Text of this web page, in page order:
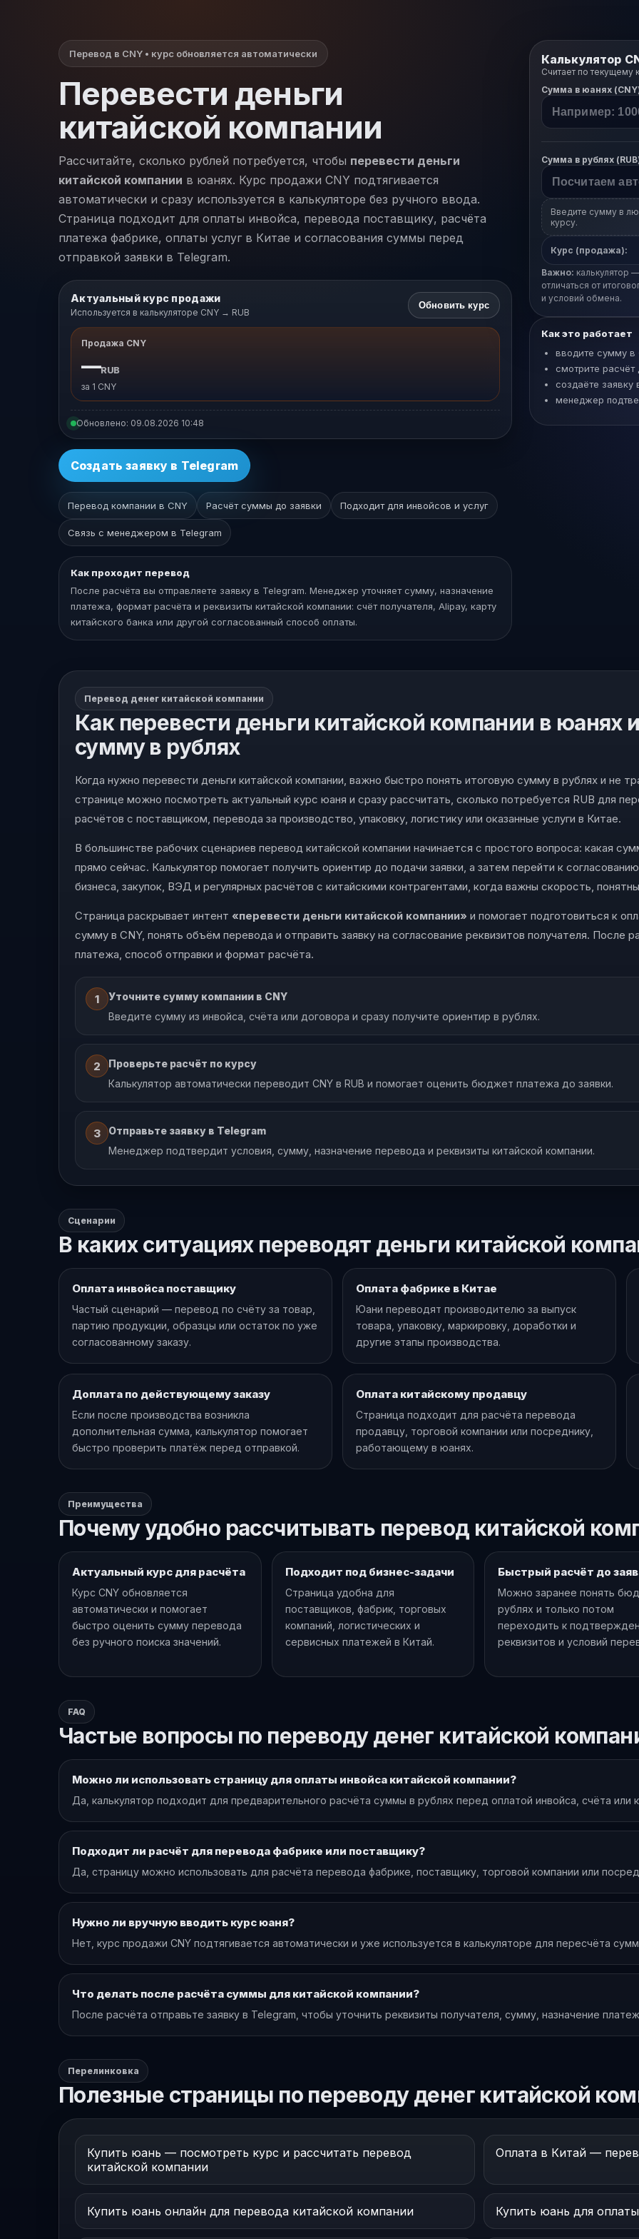
Перевод в CNY • курс обновляется автоматически
Перевести деньги
китайской компании
Рассчитайте, сколько рублей потребуется, чтобы перевести деньги
китайской компании в юанях. Курс продажи CNY подтягивается
автоматически и сразу используется в калькуляторе без ручного ввода.
Страница подходит для оплаты инвойса, перевода поставщику, расчёта
платежа фабрике, оплаты услуг в Китае и согласования суммы перед
отправкой заявки в Telegram.
Актуальный курс продажи
Используется в калькуляторе CNY → RUB
Обновить курс
Продажа CNY
—RUB
за 1 CNY
Обновлено: 09.08.2026 10:48
Создать заявку в Telegram
Перевод компании в CNY Расчёт суммы до заявки Подходит для инвойсов и услуг
Связь с менеджером в Telegram
Как проходит перевод
После расчёта вы отправляете заявку в Telegram. Менеджер уточняет сумму, назначение
платежа, формат расчёта и реквизиты китайской компании: счёт получателя, Alipay, карту
китайского банка или другой согласованный способ оплаты.
Калькулятор
Считает по текущему
Сумма в юанях
Сумма в рублях
Введите сумму в
курсу.
Курс (продажа):
Важно: калькулятор
отличаться от
и условий обмена.
Как это работает
вводите сумму в
смотрите
создаёте заявку
менеджер
Перевод денег китайской компании
Как перевести деньги китайской компании в юанях
сумму в рублях
Когда нужно перевести деньги китайской компании, важно быстро понять итоговую сумму в рублях и не
странице можно посмотреть актуальный курс юаня и сразу рассчитать, сколько потребуется RUB для
расчётов с поставщиком, перевода за производство, упаковку, логистику или оказанные услуги в Китае.
В большинстве рабочих сценариев перевод китайской компании начинается с простого вопроса: какая
прямо сейчас. Калькулятор помогает получить ориентир до подачи заявки, а затем перейти к
бизнеса, закупок, ВЭД и регулярных расчётов с китайскими контрагентами, когда важны скорость,
Страница раскрывает интент «перевести деньги китайской компании» и помогает подготовиться к
сумму в CNY, понять объём перевода и отправить заявку на согласование реквизитов получателя. После
платежа, способ отправки и формат расчёта.
1
Уточните сумму компании в CNY
Введите сумму из инвойса, счёта или договора и сразу получите ориентир в рублях.
2
Проверьте расчёт по курсу
Калькулятор автоматически переводит CNY в RUB и помогает оценить бюджет платежа до заявки.
3
Отправьте заявку в Telegram
Менеджер подтвердит условия, сумму, назначение перевода и реквизиты китайской компании.
Сценарии
В каких ситуациях переводят деньги китайской
Оплата инвойса поставщику
Частый сценарий — перевод по счёту за товар,
партию продукции, образцы или остаток по уже
согласованному заказу.
Оплата фабрике в Китае
Юани переводят производителю за выпуск
товара, упаковку, маркировку, доработки и
другие этапы производства.
Доплата по действующему заказу
Если после производства возникла
дополнительная сумма, калькулятор помогает
быстро проверить платёж перед отправкой.
Оплата китайскому продавцу
Страница подходит для расчёта перевода
продавцу, торговой компании или посреднику,
работающему в юанях.
Преимущества
Почему удобно рассчитывать перевод китайской
Актуальный курс для расчёта
Курс CNY обновляется
автоматически и помогает
быстро оценить сумму перевода
без ручного поиска значений.
Подходит под бизнес-задачи
Страница удобна для
поставщиков, фабрик, торговых
компаний, логистических и
сервисных платежей в Китай.
Быстрый расчёт до
Можно заранее понять
рублях и только потом
переходить к
реквизитов и условий
FAQ
Частые вопросы по переводу денег китайской
Можно ли использовать страницу для оплаты инвойса китайской компании?
Да, калькулятор подходит для предварительного расчёта суммы в рублях перед оплатой инвойса, счёта
Подходит ли расчёт для перевода фабрике или поставщику?
Да, страницу можно использовать для расчёта перевода фабрике, поставщику, торговой компании или
Нужно ли вручную вводить курс юаня?
Нет, курс продажи CNY подтягивается автоматически и уже используется в калькуляторе для пересчёта
Что делать после расчёта суммы для китайской компании?
После расчёта отправьте заявку в Telegram, чтобы уточнить реквизиты получателя, сумму, назначение
Перелинковка
Полезные страницы по переводу денег китайской
Купить юань — посмотреть курс и рассчитать перевод
китайской компании
Оплата в Китай —
Купить юань онлайн для перевода китайской компании Купить юань для